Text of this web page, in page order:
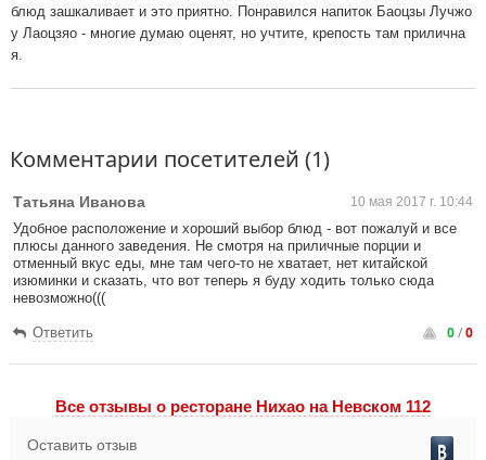
блюд зашкаливает и это приятно. Понравился напиток Баоцзы Лучжо
у Лаоцзяо - многие думаю оценят, но учтите, крепость там прилична
я.
Комментарии посетителей (1)
Татьяна Иванова 10 мая 2017 г. 10:44
Удобное расположение и хороший выбор блюд - вот пожалуй и все
плюсы данного заведения. Не смотря на приличные порции и
отменный вкус еды, мне там чего-то не хватает, нет китайской
изюминки и сказать, что вот теперь я буду ходить только сюда
невозможно(((
Ответить 0/0
Все отзывы o ресторане Нихао на Невском 112
Оставить отзыв